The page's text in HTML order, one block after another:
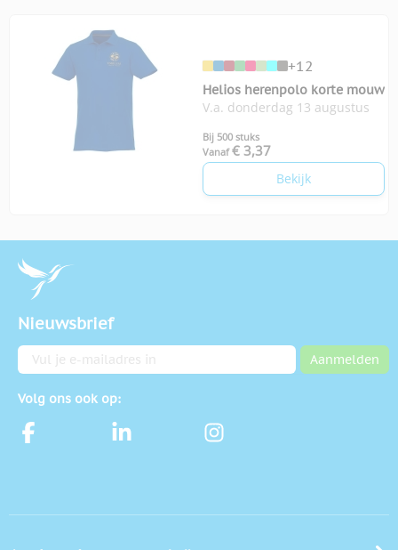
+12
Helios herenpolo korte mouw
V.a. donderdag 13 augustus
Bij 500 stuks
Vanaf € 3,37
Bekijk
Nieuwsbrief
E-mailadres Aanmelden
Volg ons ook op: